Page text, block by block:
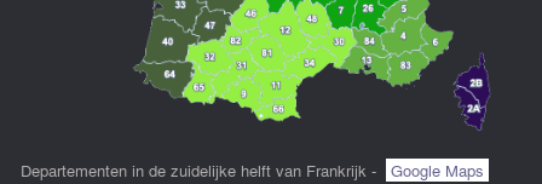
Departementen in de zuidelijke helft van Frankrijk -
Google Maps